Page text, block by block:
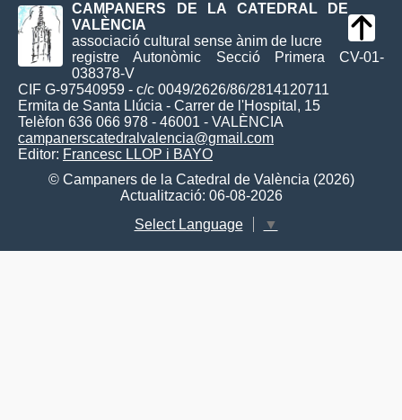
CAMPANERS DE LA CATEDRAL DE
VALÈNCIA
associació cultural sense ànim de lucre
registre Autonòmic Secció Primera CV-01-
038378-V
CIF G-97540959 - c/c 0049/2626/86/2814120711
Ermita de Santa Llúcia - Carrer de l'Hospital, 15
Telèfon 636 066 978 - 46001 - VALÈNCIA
campanerscatedralvalencia@gmail.com
Editor: Francesc LLOP i BAYO
© Campaners de la Catedral de València (2026)
Actualització: 06-08-2026
Select Language
▼